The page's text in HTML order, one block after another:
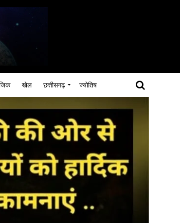
खेल छत्तीसगढ़ ज्योतिष